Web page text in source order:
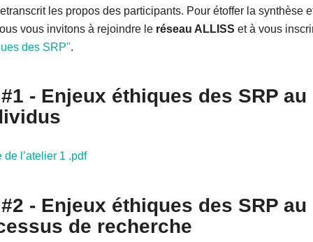
les propos des participants. Pour étoffer la synthèse
vous invitons à rejoindre le réseau ALLISS et à vous
des SRP".
- Enjeux éthiques des SRP
de l’atelier 1 .pdf
- Enjeux éthiques des SRP
de recherche